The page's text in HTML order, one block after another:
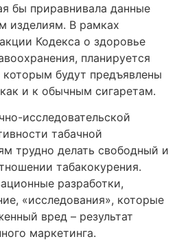
бы приравнивала данные
изделиям. В рамках
Кодекса о здоровье
планируется
будут предъявлены
и к обычным сигаретам.
исследовательской
табачной
трудно делать свободный и
табакокурения.
разработки,
«исследования», которые
вред – результат
маркетинга.